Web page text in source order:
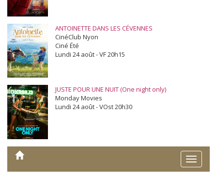
ANTOINETTE DANS LES CÉVENNES
CinéClub Nyon
Ciné Été
Lundi 24 août - VF 20h15
JUSTE POUR UNE NUIT (One night only)
Monday Movies
Lundi 24 août - VOst 20h30
Toggle